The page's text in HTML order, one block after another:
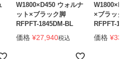
W1800×D450 ウォルナ
ット×ブラック脚
RFPFT-1845DM-BL
価格 ¥27,940税込
W1800×D450
×ブラック脚
RFPFT-
価格 ¥33,440